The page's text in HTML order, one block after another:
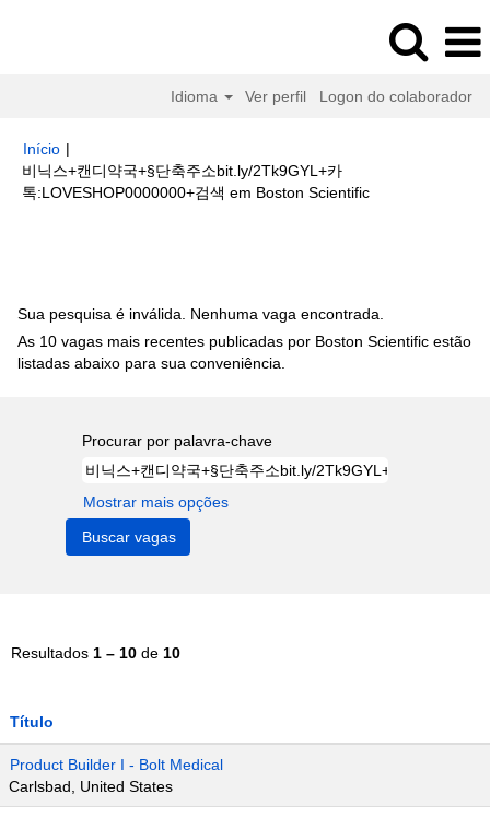
Idioma Ver perfil Logon do colaborador
Início |
비닉스+캔디약국+§단축주소bit.ly/2Tk9GYL+카
톡:LOVESHOP0000000+검색 em Boston Scientific(página
Sua pesquisa é inválida. Nenhuma vaga encontrada.
As 10 vagas mais recentes publicadas por Boston Scientific estão
listadas abaixo para sua conveniência.
Procurar por palavra-chave
Mostrar mais opções
Resultados 1 – 10 de 10
Título
Product Builder I - Bolt Medical
Carlsbad, United States